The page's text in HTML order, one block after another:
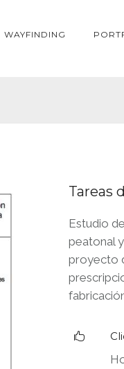
WAYFINDING
Tareas
Estudio
peatonal
proyecto